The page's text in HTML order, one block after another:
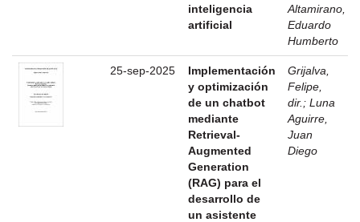
inteligencia
artificial
Altamirano,
Eduardo
Humberto
25-sep-2025
Implementación
y optimización
de un chatbot
mediante
Retrieval-
Augmented
Generation
(RAG) para el
desarrollo de
un asistente
Grijalva,
Felipe,
dir. ; Luna
Aguirre,
Juan
Diego